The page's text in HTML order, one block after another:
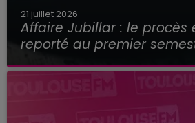
21 juillet 2026
Affaire Jubillar : le procès
reporté au premier